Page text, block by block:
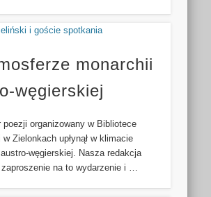
monarchii
węgierskiej
poezji organizowany w Bibliotece
Zielonkach upłynął w klimacie
węgierskiej. Nasza redakcja
zaproszenie na to wydarzenie i …